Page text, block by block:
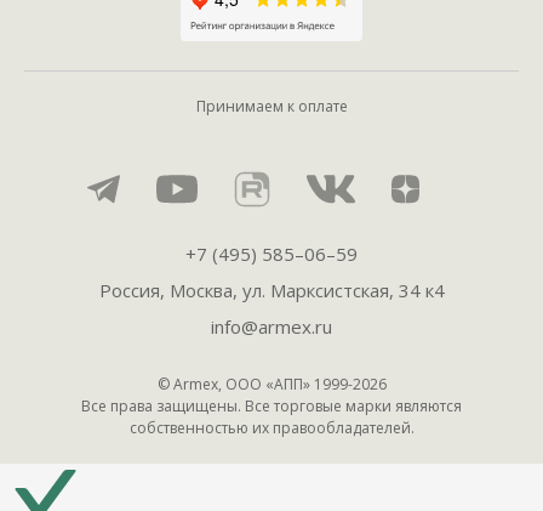
+7 (495) 585–06–59
Россия, Москва, ул. Марксистская, 34 к4
info@armex.ru
© Armex, ООО «АПП» 1999-2026
Все права защищены. Все торговые марки являются
собственностью их правообладателей.
Принимаем к оплате